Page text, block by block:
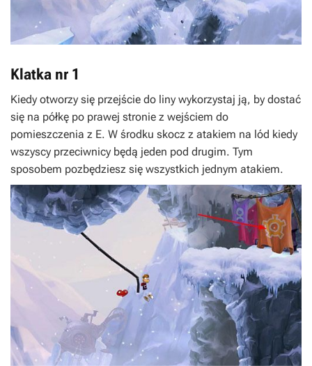
Klatka nr 1
Kiedy otworzy się przejście do liny wykorzystaj ją, by dostać
się na półkę po prawej stronie z wejściem do
pomieszczenia z E. W środku skocz z atakiem na lód kiedy
wszyscy przeciwnicy będą jeden pod drugim. Tym
sposobem pozbędziesz się wszystkich jednym atakiem.